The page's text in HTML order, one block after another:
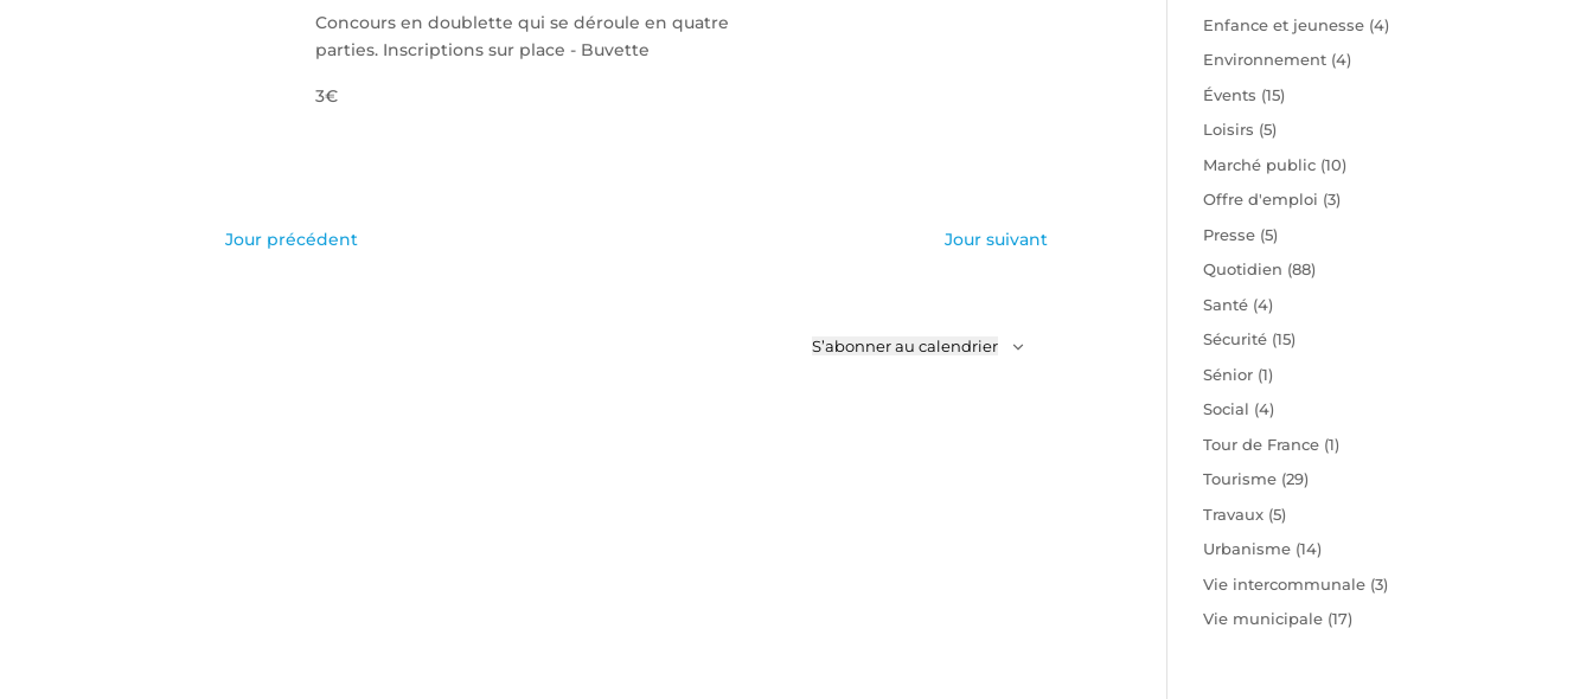
Concours en doublette qui se déroule en quatre
parties. Inscriptions sur place - Buvette
3€
Jour précédent Jour suivant
S’abonner au calendrier
Enfance et jeunesse (4)
Environnement (4)
Évents (15)
Loisirs (5)
Marché public (10)
Offre d'emploi (3)
Presse (5)
Quotidien (88)
Santé (4)
Sécurité (15)
Sénior (1)
Social (4)
Tour de France (1)
Tourisme (29)
Travaux (5)
Urbanisme (14)
Vie intercommunale (3)
Vie municipale (17)